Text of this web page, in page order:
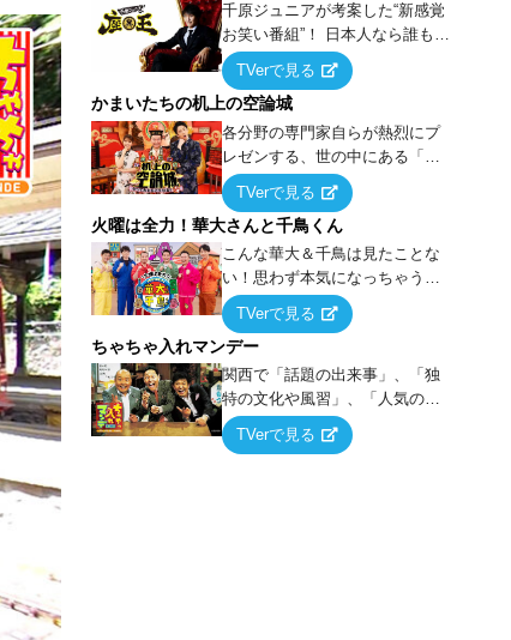
千原ジュニアが考案した“新感覚
お笑い番組”！ 日本人なら誰もが
馴染みのある『イス取りゲー
ム』をベースに、大喜利・ギャ
グ・モノボケ・歌…など様々な
お題で芸人がショートネタを競
い合う！
TVerで見る
かまいたちの机上の空論城
各分野の専門家自らが熱烈にプ
レゼンする、世の中にある「試
したことはないが、やってみた
らこうなる！…ハズ」という“机
上の空論”に若手芸人らがカラダ
を張って挑む！
TVerで見る
火曜は全力！華大さんと千鳥くん
こんな華大＆千鳥は見たことな
い！思わず本気になっちゃうゲ
ームに挑戦するバラエティー！
TVerで見る
ちゃちゃ入れマンデー
関西で「話題の出来事」、「独
特の文化や風習」、「人気の行
列ができる店」などあらゆるテ
ーマについて好き放題にちゃち
TVerで見る